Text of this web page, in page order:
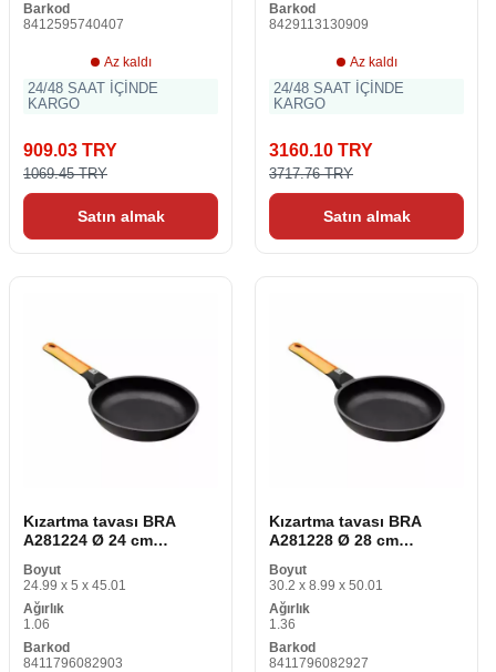
Barkod
8412595740407
Az kaldı
24/48 SAAT İÇİNDE
KARGO
909.03 TRY
1069.45 TRY
Satın almak
Barkod
8429113130909
Az kaldı
24/48 SAAT İÇİNDE
KARGO
3160.10 TRY
3717.76 TRY
Satın almak
Kızartma tavası BRA
A281224 Ø 24 cm
Alüminyum Dövme
Boyut
24.99 x 5 x 45.01
Ağırlık
1.06
Barkod
8411796082903
Kızartma tavası BRA
A281228 Ø 28 cm
Alüminyum Dövme
Boyut
30.2 x 8.99 x 50.01
Ağırlık
1.36
Barkod
8411796082927